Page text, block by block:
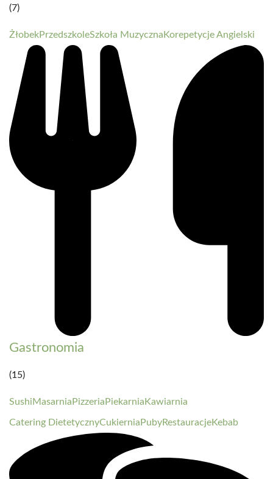
(7)
ŻłobekPrzedszkoleSzkoła Muzyczna Korepetycje Angielski
Gastronomia
(15)
SushiMasarnia Pizzeria Piekarnia Kawiarnia
Catering DietetycznyCukiernia PubyRestauracjeKebab